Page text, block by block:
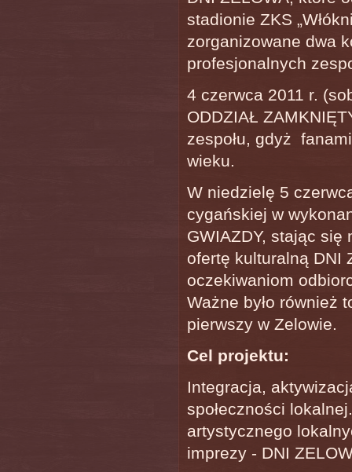
stadionie ZKS
zorganizowane dwa
profesjonalnych
4 czerwca 2011 r.
ODDZIAŁ
zespołu, gdyż
wieku.
W niedzielę 5
cygańskiej w
GWIAZDY, stając
ofertę kulturalną DNI
oczekiwaniom
Ważne było również
pierwszy w Zelowie.
Cel projektu:
Integracja,
społeczności
artystycznego
imprezy - DNI